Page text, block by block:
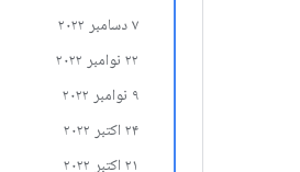
۷ دسامبر ۲۰۲۲
۲۲ نوامبر ۲۰۲۲
۹ نوامبر ۲۰۲۲
۲۴ اکتبر ۲۰۲۲
۲۱ اکتبر ۲۰۲۲